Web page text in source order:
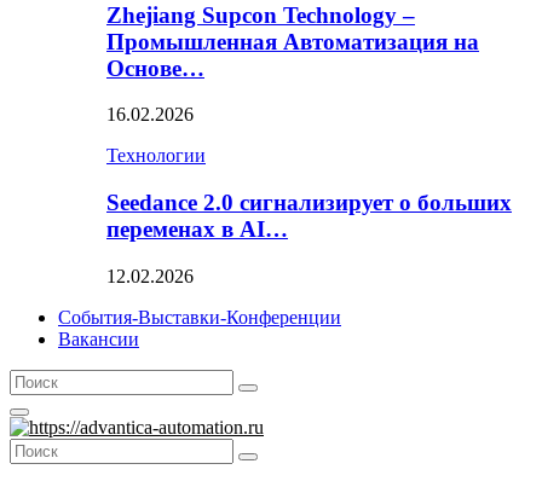
Zhejiang Supcon Technology –
Промышленная Автоматизация на
Основе…
16.02.2026
Технологии
Seedance 2.0 сигнализирует о больших
переменах в AI…
12.02.2026
События-Выставки-Конференции
Вакансии
Search
for:
Search
Primary
Menu
Search
for:
Search